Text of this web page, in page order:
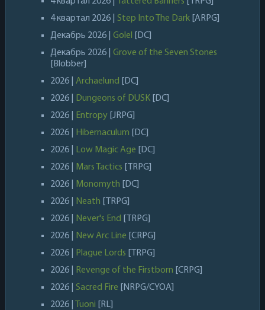
4 квартал 2026 | Step Into The Dark [ARPG]
Декабрь 2026 | Golel
[DC]
Декабрь 2026 | Grove of the Seven Stones
[Blobber]
2026 | Archaelund
[DC]
2026 |
Dungeons of DUSK
[DC]
2026 |
Entropy [JRPG]
2026 |
Hibernaculum
[DC]
2026 |
Low Magic Age
[DC]
2026 |
Mars Tactics
[TRPG]
2026 |
Monomyth
[DC]
2026 |
Neath
[TRPG]
2026 |
Never's End
[TRPG]
2026 |
New Arc Line [CRPG]
2026 |
Plague Lords
[TRPG]
2026 |
Revenge of the Firstborn [CRPG]
2026 | Sacred Fire
[NRPG/CYOA]
2026 |
Tuoni
[RL]